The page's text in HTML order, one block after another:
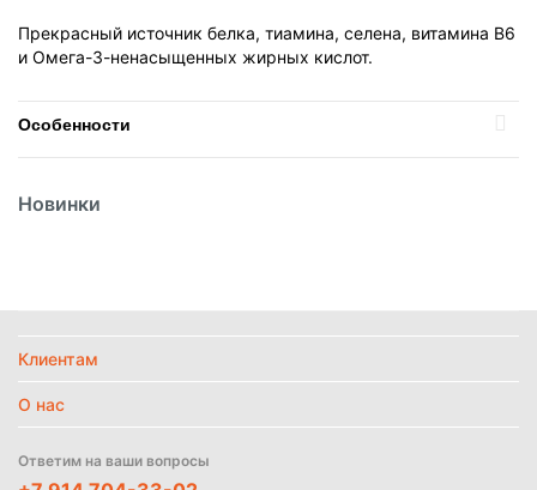
Прекрасный источник белка, тиамина, селена, витамина B6
и Омега-3-ненасыщенных жирных кислот.
Особенности
Вид
Страна Тайланд
Температурный режим Без режима
Новинки
Клиентам
О нас
Ответим на ваши вопросы
Политика
данных